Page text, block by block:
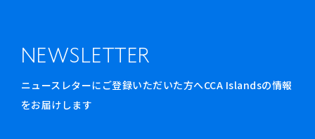
NEWSLETTER
ニュースレターにご登録いただいた方へCCA Islandsの情報
をお届けします